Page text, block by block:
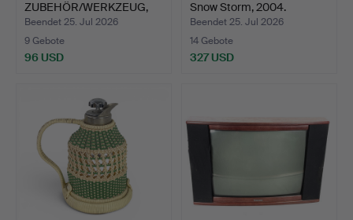
ZUBEHÖR/WERKZEUG,
u.a. Ryo…
Beendet 25. Jul 2026
9 Gebote
96 USD
Snow Storm, 2004.
Beendet 25. Jul 2026
14 Gebote
327 USD